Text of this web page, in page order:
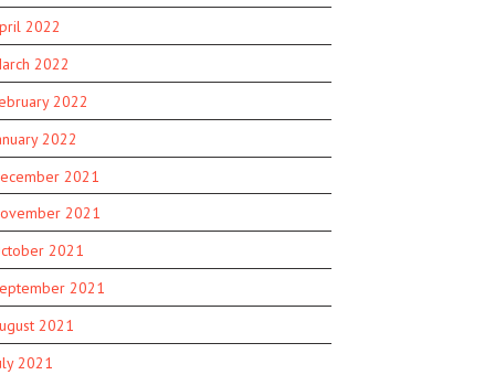
2022
2022
2022
2022
2021
2021
2021
2021
2021
2021